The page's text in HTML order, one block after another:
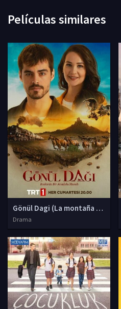
Películas similares
Gönül Dagi (La montaña de
Drama